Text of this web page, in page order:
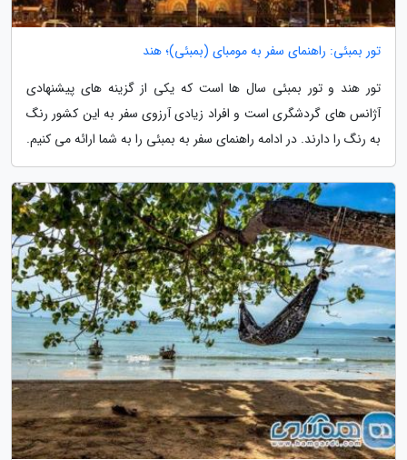
تور بمبئی: راهنمای سفر به مومبای (بمبئی)؛ هند
تور هند و تور بمبئی سال ها است که یکی از گزینه های پیشنهادی
آژانس های گردشگری است و افراد زیادی آرزوی سفر به این کشور رنگ
به رنگ را دارند. در ادامه راهنمای سفر به بمبئی را به شما ارائه می کنیم.